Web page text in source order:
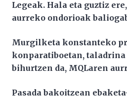
Legeak. Hala eta guztiz
aurreko ondorioak
Murgilketa konstanteko
konparatiboetan,
bihurtzen da, MQLaren
Pasada bakoitzean